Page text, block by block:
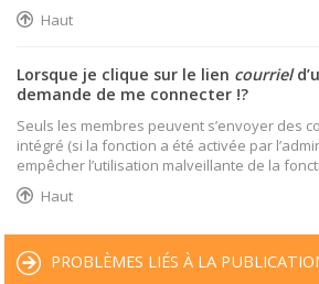
Haut
Lorsque je clique sur le lien courriel
demande de me connecter !?
Seuls les membres peuvent s’envoyer des
intégré (si la fonction a été activée par
empêcher l’utilisation malveillante de la
Haut
PROBLÈMES LIÉS À LA